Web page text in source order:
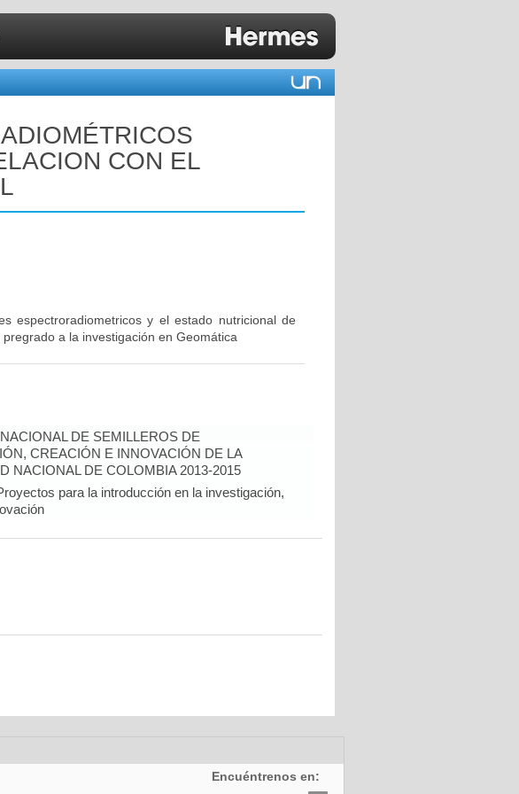
CON EL
espectroradiometricos y el estado nutricional de
a la investigación en Geomática
DE SEMILLEROS DE
CREACIÓN E INNOVACIÓN DE LA
NACIONAL DE COLOMBIA 2013-2015
para la introducción en la investigación,
Encuéntrenos en: